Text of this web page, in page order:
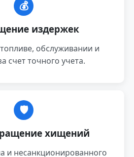
💰
издержек
обслуживании и
счет точного учета.
🛡️
хищений
и несанкционированного